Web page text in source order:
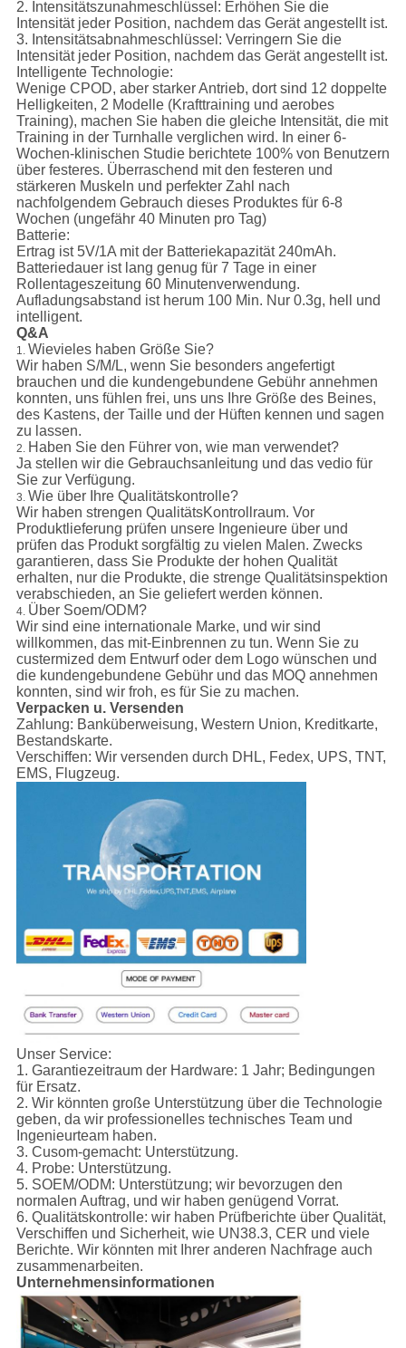
2. Intensitätszunahmeschlüssel: Erhöhen Sie die
Intensität jeder Position, nachdem das Gerät angestellt ist.
3. Intensitätsabnahmeschlüssel: Verringern Sie die
Intensität jeder Position, nachdem das Gerät angestellt ist.
Intelligente Technologie:
Wenige CPOD, aber starker Antrieb, dort sind 12 doppelte
Helligkeiten, 2 Modelle (Krafttraining und aerobes
Training), machen Sie haben die gleiche Intensität, die mit
Training in der Turnhalle verglichen wird. In einer 6-
Wochen-klinischen Studie berichtete 100% von Benutzern
über festeres. Überraschend mit den festeren und
stärkeren Muskeln und perfekter Zahl nach
nachfolgendem Gebrauch dieses Produktes für 6-8
Wochen (ungefähr 40 Minuten pro Tag)
Batterie:
Ertrag ist 5V/1A mit der Batteriekapazität 240mAh.
Batteriedauer ist lang genug für 7 Tage in einer
Rollentageszeitung 60 Minutenverwendung.
Aufladungsabstand ist herum 100 Min. Nur 0.3g, hell und
intelligent.
Q&A
1. Wievieles haben Größe Sie?
Wir haben S/M/L, wenn Sie besonders angefertigt
brauchen und die kundengebundene Gebühr annehmen
konnten, uns fühlen frei, uns uns Ihre Größe des Beines,
des Kastens, der Taille und der Hüften kennen und sagen
zu lassen.
2. Haben Sie den Führer von, wie man verwendet?
Ja stellen wir die Gebrauchsanleitung und das vedio für
Sie zur Verfügung.
3. Wie über Ihre Qualitätskontrolle?
Wir haben strengen QualitätsKontrollraum. Vor
Produktlieferung prüfen unsere Ingenieure über und
prüfen das Produkt sorgfältig zu vielen Malen. Zwecks
garantieren, dass Sie Produkte der hohen Qualität
erhalten, nur die Produkte, die strenge Qualitätsinspektion
verabschieden, an Sie geliefert werden können.
4. Über Soem/ODM?
Wir sind eine internationale Marke, und wir sind
willkommen, das mit-Einbrennen zu tun. Wenn Sie zu
custermized dem Entwurf oder dem Logo wünschen und
die kundengebundene Gebühr und das MOQ annehmen
konnten, sind wir froh, es für Sie zu machen.
Verpacken u. Versenden
Zahlung: Banküberweisung, Western Union, Kreditkarte,
Bestandskarte.
Verschiffen: Wir versenden durch DHL, Fedex, UPS, TNT,
EMS, Flugzeug.
Unser Service:
1. Garantiezeitraum der Hardware: 1 Jahr; Bedingungen
für Ersatz.
2. Wir könnten große Unterstützung über die Technologie
geben, da wir professionelles technisches Team und
Ingenieurteam haben.
3. Cusom-gemacht: Unterstützung.
4. Probe: Unterstützung.
5. SOEM/ODM: Unterstützung; wir bevorzugen den
normalen Auftrag, und wir haben genügend Vorrat.
6. Qualitätskontrolle: wir haben Prüfberichte über Qualität,
Verschiffen und Sicherheit, wie UN38.3, CER und viele
Berichte. Wir könnten mit Ihrer anderen Nachfrage auch
zusammenarbeiten.
Unternehmensinformationen